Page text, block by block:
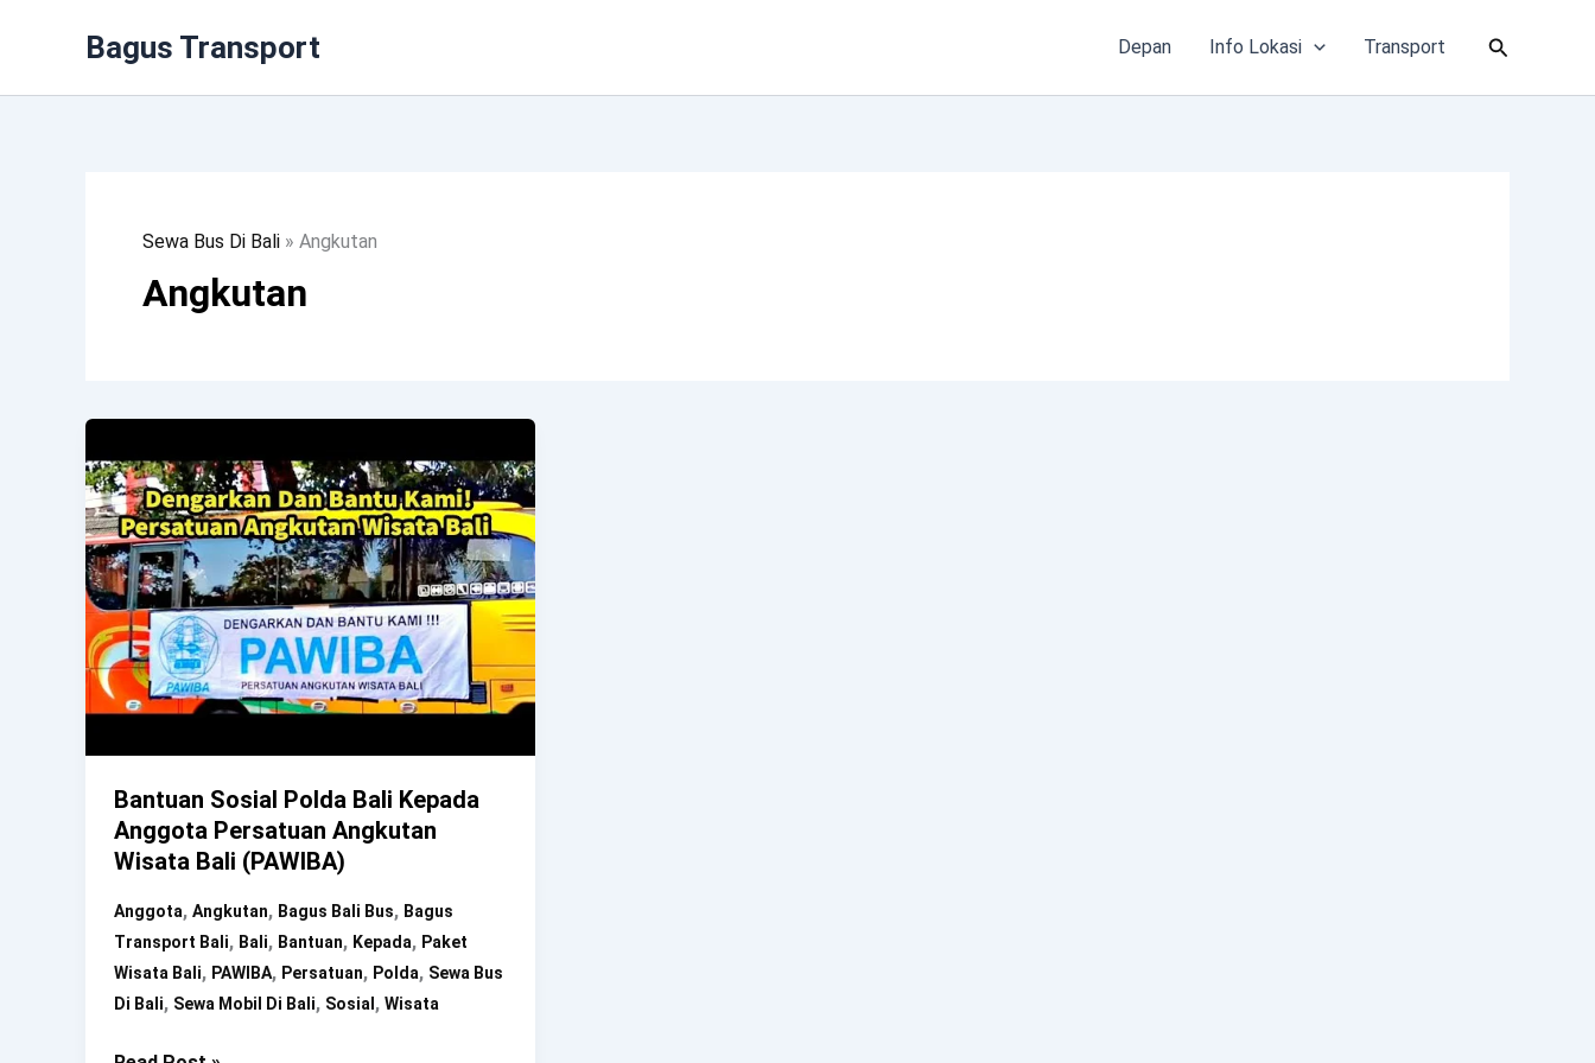
Bagus Transport Depan Info Lokasi Transport Cari
Sewa Bus Di Bali » Angkutan
Angkutan
Bantuan Sosial Polda Bali Kepada
Anggota Persatuan Angkutan
Wisata Bali (PAWIBA)
Anggota, Angkutan, Bagus Bali Bus, Bagus
Transport Bali, Bali, Bantuan, Kepada, Paket
Wisata Bali, PAWIBA, Persatuan, Polda, Sewa Bus
Di Bali, Sewa Mobil Di Bali, Sosial, Wisata